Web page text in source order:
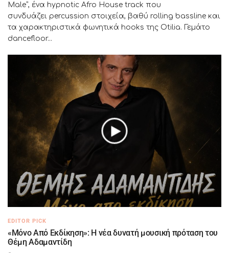
Male”, ένα hypnotic Afro House track που
συνδυάζει percussion στοιχεία, βαθύ rolling bassline και
τα χαρακτηριστικά φωνητικά hooks της Otilia. Γεμάτο
dancefloor...
EDITOR PICK
«Μόνο Από Εκδίκηση»: Η νέα δυνατή μουσική πρόταση του
Θέμη Αδαμαντίδη